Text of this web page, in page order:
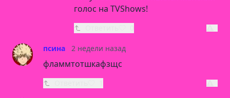
голос на TVShows!
псина 2 недели назад
фламмтотшкафзщс